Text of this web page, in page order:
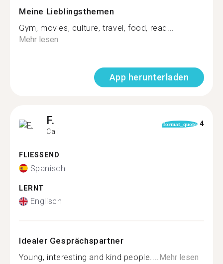
Meine Lieblingsthemen
Gym, movies, culture, travel, food, read...
Mehr lesen
App herunterladen
F.
Cali
format_quote 4
FLIESSEND
Spanisch
LERNT
Englisch
Idealer Gesprächspartner
Young, interesting and kind people....Mehr lesen